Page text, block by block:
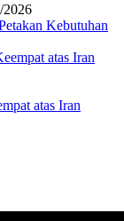
2026
Kebutuhan
atas Iran